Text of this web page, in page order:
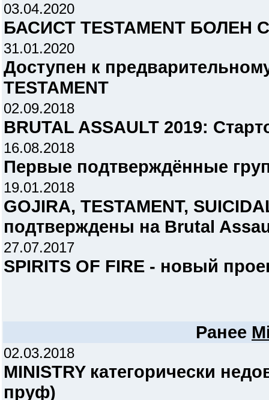
03.04.2020
БАСИСТ TESTAMENT БОЛЕН
31.01.2020
Доступен к
TESTAMENT
02.09.2018
BRUTAL ASSAULT 2019:
16.08.2018
Первые подтверждённые
19.01.2018
GOJIRA, TESTAMENT,
подтверждены на Brutal
27.07.2017
SPIRITS OF FIRE - новый
Ранее
02.03.2018
MINISTRY категорически
пруф)